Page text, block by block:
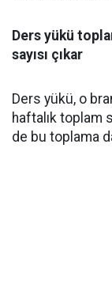
Ders yükü
sayısı çıkar
Ders yükü, o
haftalık toplam
de bu toplama